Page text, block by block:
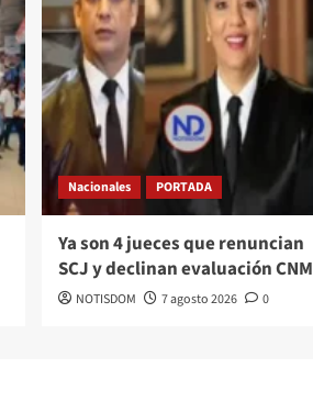
Nacionales PORTADA
Ya son 4 jueces que renuncian
SCJ y declinan evaluación CNM
NOTISDOM 7 agosto 2026 0